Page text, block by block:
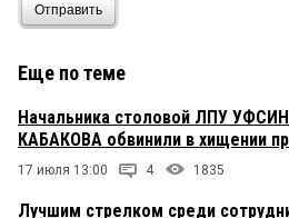
Отправить
Еще по теме
Начальника столовой ЛПУ
КАБАКОВА обвинили в хищении
17 июля 13:00 4 1835
Лучшим стрелком среди